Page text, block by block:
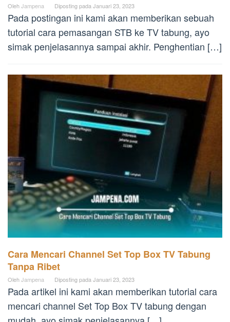
OlehJampena Diposting pada Januari 23, 2023
Pada postingan ini kami akan memberikan sebuah
tutorial cara pemasangan STB ke TV tabung, ayo
simak penjelasannya sampai akhir. Penghentian […]
Cara Mencari Channel Set Top Box TV Tabung
Tanpa Ribet
OlehJampena Diposting padaJanuari 23, 2023
Pada artikel ini kami akan memberikan tutorial cara
mencari channel Set Top Box TV tabung dengan